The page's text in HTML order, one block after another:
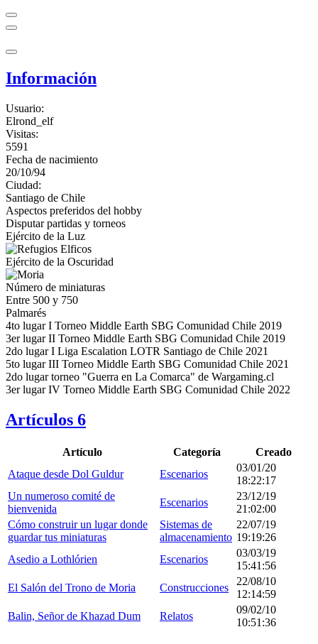
Información
Usuario:
Elrond_elf
Visitas:
5591
Fecha de nacimiento
20/10/94
Ciudad:
Santiago de Chile
Aspectos preferidos del hobby
Disputar partidas y torneos
Ejército de la Luz
Ejército de la Oscuridad
Número de miniaturas
Entre 500 y 750
Palmarés
4to lugar I Torneo Middle Earth SBG Comunidad Chile 2019
3er lugar II Torneo Middle Earth SBG Comunidad Chile 2019
2do lugar I Liga Escalation LOTR Santiago de Chile 2021
5to lugar III Torneo Middle Earth SBG Comunidad Chile 2021
2do lugar torneo "Guerra en La Comarca" de Wargaming.cl
3er lugar IV Torneo Middle Earth SBG Comunidad Chile 2022
Artículos 6
Artículo Categoría
Creado
Ataque desde Dol Guldur
Escenarios
03/01/20
18:22:17
Un numeroso comité de
bienvenida
Escenarios
23/12/19
21:02:00
Cómo construir un lugar donde
guardar tus miniaturas
Sistemas de
almacenamiento
22/07/19
19:19:26
Asedio a Lothlórien
Escenarios
03/03/19
15:41:56
El Salón del Trono de Moria
Construcciones
22/08/10
12:14:59
Balin, Señor de Khazad Dum
Relatos
09/02/10
10:51:36